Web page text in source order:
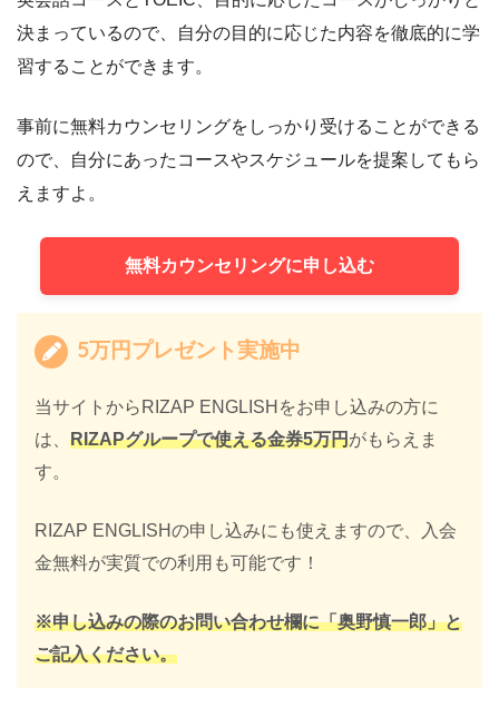
決まっているので、自分の目的に応じた内容を徹底的に学
習することができます。
事前に無料カウンセリングをしっかり受けることができる
ので、自分にあったコースやスケジュールを提案してもら
えますよ。
無料カウンセリングに申し込む
5万円プレゼント実施中
当サイトからRIZAP ENGLISHをお申し込みの方に
は、 RIZAPグループで使える金券5万円がもらえま
す。
RIZAP ENGLISHの申し込みにも使えますので、入会
金無料が実質での利用も可能です！
※申し込みの際のお問い合わせ欄に「奥野慎一郎」と
ご記入ください。